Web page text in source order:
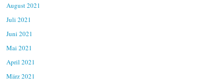
August 2021
Juli 2021
Juni 2021
Mai 2021
April 2021
März 2021